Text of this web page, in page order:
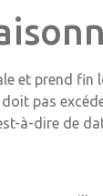
et prend fin
pas
à-dire de